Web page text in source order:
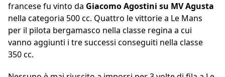
francese fu vinto da Giacomo Agostini su MV Agusta
nella categoria 500 cc. Quattro le vittorie a Le Mans
per il pilota bergamasco nella classe regina a cui
vanno aggiunti i tre successi conseguiti nella classe
350 cc.